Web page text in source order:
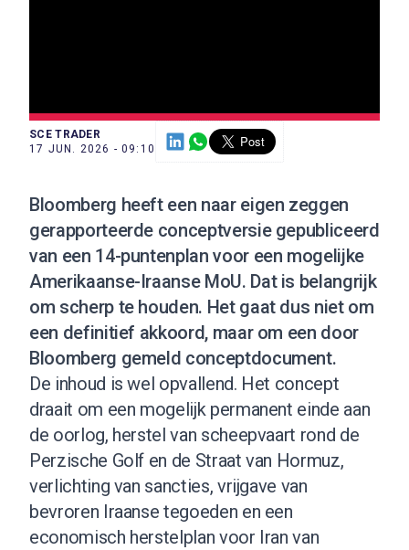
SCE TRADER
17 JUN. 2026 - 09:10
Bloomberg heeft een naar eigen zeggen
gerapporteerde conceptversie gepubliceerd
van een 14-puntenplan voor een mogelijke
Amerikaanse-Iraanse MoU. Dat is belangrijk
om scherp te houden. Het gaat dus niet om
een definitief akkoord, maar om een door
Bloomberg gemeld conceptdocument.
De inhoud is wel opvallend. Het concept
draait om een mogelijk permanent einde aan
de oorlog, herstel van scheepvaart rond de
Perzische Golf en de Straat van Hormuz,
verlichting van sancties, vrijgave van
bevroren Iraanse tegoeden en een
economisch herstelplan voor Iran van